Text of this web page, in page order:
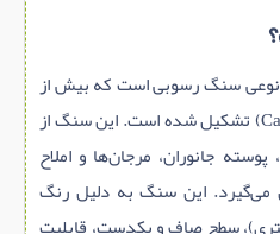
سنگ رسوبی است که بیش از
۸۰٪ آن از کربنات کلسیم (CaCO3) تشکیل شده است. این سنگ از
جانوران، مرجان‌ها و املاح
این سنگ به دلیل رنگ
سطح صاف و یکدست، قابلیت